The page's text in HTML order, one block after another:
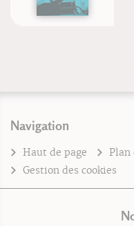
Navigation
Haut de page Plan
Gestion des cookies